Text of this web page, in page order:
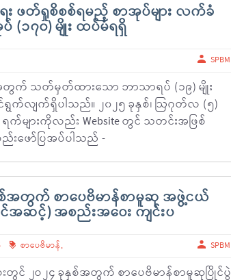
း ဖတ်ရှုစိစစ်ရမည့် စာအုပ်များ လက်ခံ
၁၇၀) မျိုး ထပ်မံရရှိ
SPBM
တွက် သတ်မှတ်ထားသော ဘာသာရပ် (၁၉) မျိုး
ရွက်လျက်ရှိပါသည်။ ၂၀၂၅ ခုနှစ်၊ ဩဂုတ်လ (၅)
များကိုလည်း Website တွင် သတင်းအဖြစ်
ည်းဖော်ပြအပ်ပါသည် -
စ်အတွက် စာပေဗိမာန်စာမူဆု အဖွဲ့ငယ်
အဆင့်) အစည်းအဝေး ကျင်းပ
စာပေဗိမာန်, SPBM
တွင် ၂ဝ၂၄ ခုနှစ်အတွက် စာပေဗိမာန်စာမူဆုပြိုင်ပွဲ